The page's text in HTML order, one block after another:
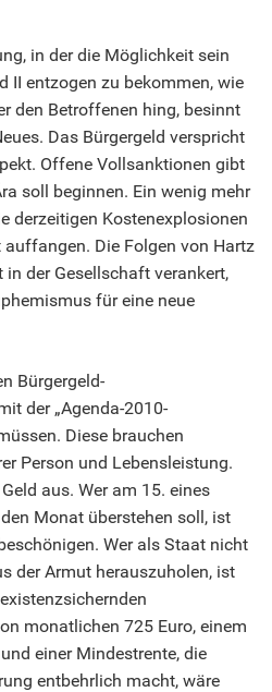
in der die Möglichkeit sein
II entzogen zu bekommen, wie
den Betroffenen hing, besinnt
Das Bürgergeld verspricht
Offene Vollsanktionen gibt
soll beginnen. Ein wenig mehr
derzeitigen Kostenexplosionen
Die Folgen von Hartz
der Gesellschaft verankert,
für eine neue
Bürgergeld-
der „Agenda-2010-
Diese brauchen
Person und Lebensleistung.
aus. Wer am 15. eines
Monat überstehen soll, ist
Wer als Staat nicht
der Armut herauszuholen, ist
monatlichen 725 Euro, einem
einer Mindestrente, die
entbehrlich macht, wäre